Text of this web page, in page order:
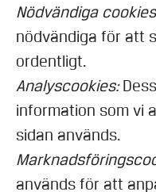
Nödvändiga
nödvändiga för att
ordentligt.
Analyscookies:
information som vi
sidan används.
används för att